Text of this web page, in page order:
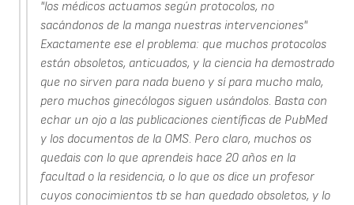
"los médicos actuamos según protocolos, no
sacándonos de la manga nuestras intervenciones"
Exactamente ese el problema: que muchos protocolos
están obsoletos, anticuados, y la ciencia ha demostrado
que no sirven para nada bueno y sí para mucho malo,
pero muchos ginecólogos siguen usándolos. Basta con
echar un ojo a las publicaciones científicas de PubMed
y los documentos de la OMS. Pero claro, muchos os
quedais con lo que aprendeis hace 20 años en la
facultad o la residencia, o lo que os dice un profesor
cuyos conocimientos tb se han quedado obsoletos, y lo